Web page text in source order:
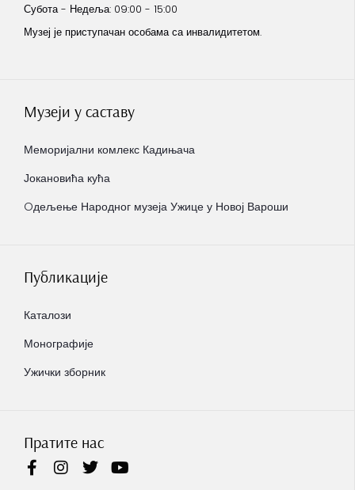
Субота - Недеља: 09:00 - 15:00
Музеј је приступачан особама са инвалидитетом.
Музеји у саставу
Меморијални комлекс Кадињача
Јокановића кућа
Oдељење Народног музеја Ужице у Новој Вароши
Публикације
Каталози
Монографије
Ужички зборник
Пратите нас